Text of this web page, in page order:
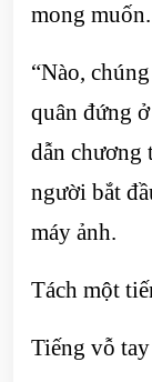
mong muốn.
“Nào,
quân đứng
dẫn chương
người bắt
máy ảnh.
Tách một
Tiếng vỗ